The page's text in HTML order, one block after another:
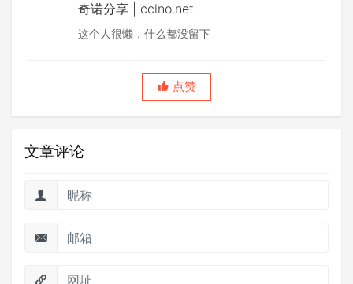
奇诺分享 | ccino.net
这个人很懒，什么都没留下
点赞
文章评论